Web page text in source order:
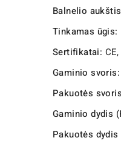
Balnelio
Tinkamas ūgis:
Sertifikatai:
Gaminio svoris:
Pakuotės
Gaminio dydis
Pakuotės